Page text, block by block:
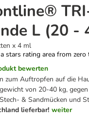
L (20 -
x 4 ml
stars rating area from zero
bewerten
zum Auftropfen auf die
von 20-40 kg,
& Sandmücken und
lieferbar! weiter